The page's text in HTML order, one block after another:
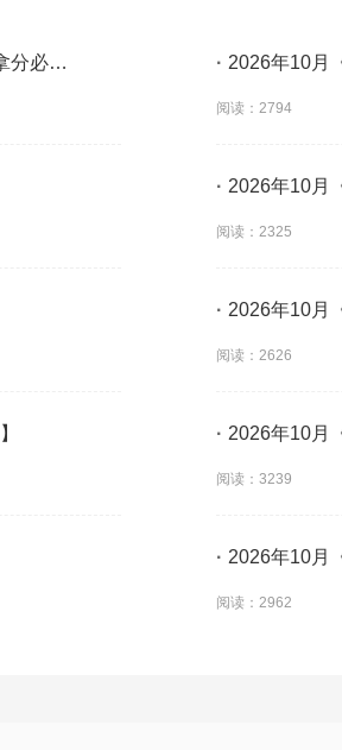
分必
· 2026年10月
阅读：2794
· 2026年10月
阅读：2325
· 2026年10月
阅读：2626
· 2026年10月
阅读：3239
· 2026年10月
阅读：2962